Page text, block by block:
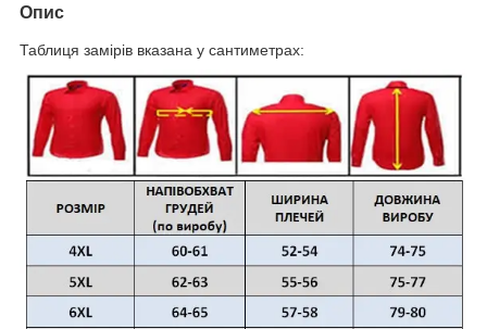
Опис
Таблиця замірів вказана у сантиметрах: